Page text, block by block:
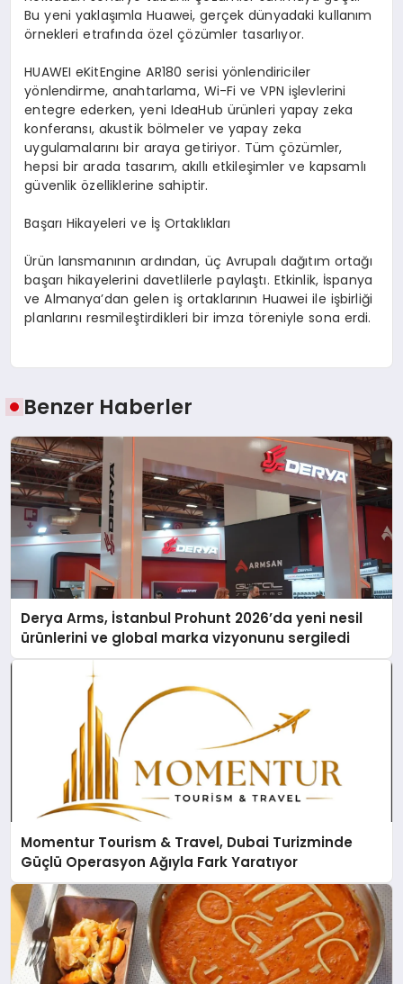
Bu yeni yaklaşımla Huawei, gerçek dünyadaki kullanım
örnekleri etrafında özel çözümler tasarlıyor.
HUAWEI eKitEngine AR180 serisi yönlendiriciler
yönlendirme, anahtarlama, Wi-Fi ve VPN işlevlerini
entegre ederken, yeni IdeaHub ürünleri yapay zeka
konferansı, akustik bölmeler ve yapay zeka
uygulamalarını bir araya getiriyor. Tüm çözümler,
hepsi bir arada tasarım, akıllı etkileşimler ve kapsamlı
güvenlik özelliklerine sahiptir.
Başarı Hikayeleri ve İş Ortaklıkları
Ürün lansmanının ardından, üç Avrupalı dağıtım ortağı
başarı hikayelerini davetlilerle paylaştı. Etkinlik, İspanya
ve Almanya’dan gelen iş ortaklarının Huawei ile işbirliği
planlarını resmileştirdikleri bir imza töreniyle sona erdi.
Benzer Haberler
Derya Arms, İstanbul Prohunt 2026’da yeni nesil
ürünlerini ve global marka vizyonunu sergiledi
Momentur Tourism & Travel, Dubai Turizminde
Güçlü Operasyon Ağıyla Fark Yaratıyor